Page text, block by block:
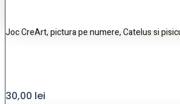
Joc CreArt, pictura pe numere, Catelus si
30,00 lei